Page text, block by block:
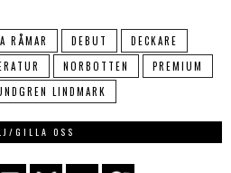
RÅMAR DEBUT
DECKARE
NORBOTTEN
PREMIUM
LINDMARK
GILLA OSS